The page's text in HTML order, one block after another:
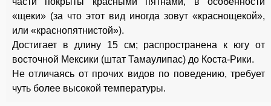
«щеки» (за что этот вид иногда зовут «краснощекой»,
или «краснопятнистой»).
Достигает в длину 15 см; распространена к югу от
восточной Мексики (штат Тамаулипас) до Коста-Рики.
Не отличаясь от прочих видов по поведению, требует
чуть более высокой температуры.